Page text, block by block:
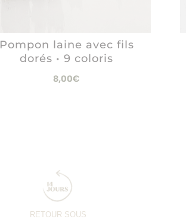
Pompon laine avec fils
dorés • 9 coloris
8,00€
RETOUR SOUS